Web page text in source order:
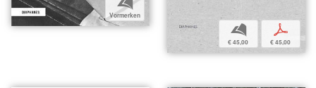
b
Vormerken
b
€ 45,00
p
€ 45,00